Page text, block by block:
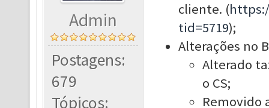
Admin
Postagens:
679
Tópicos:
cliente. (
tid=5719);
Alterações no
Alterado
o CS;
Removido